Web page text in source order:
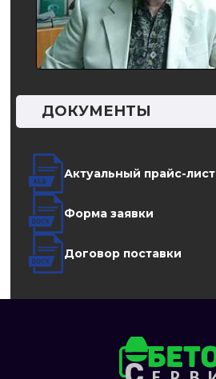
ДОКУМЕНТЫ
Актуальный прайс-лист
Форма заявки
Договор поставки